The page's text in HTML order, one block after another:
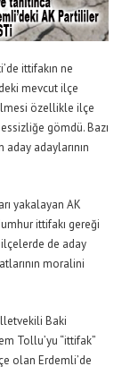
ittifakın ne
mevcut ilçe
özellikle ilçe
gömdü. Bazı
adaylarının
yakalayan AK
ittifakı gereği
ilçelerde de aday
moralini
Baki
Tollu’yu “ittifak”
olan Erdemli’de